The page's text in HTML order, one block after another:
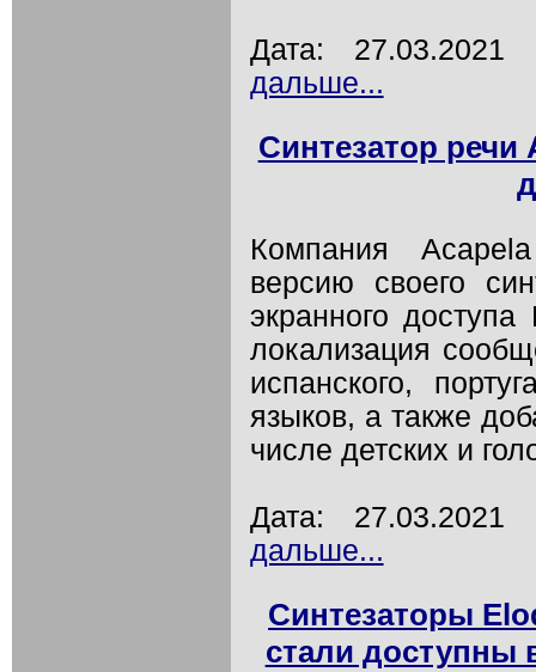
Дата:
дальше...
Синтезатор речи
Компания
версию своего
экранного
локализация
испанского,
языков, а также
числе детских и
Дата:
дальше...
Синтезаторы
стали доступны